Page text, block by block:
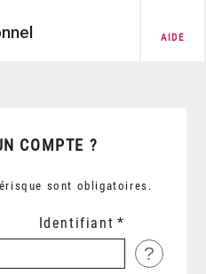
AIDE
COMPTE ?
sont obligatoires.
Identifiant
?